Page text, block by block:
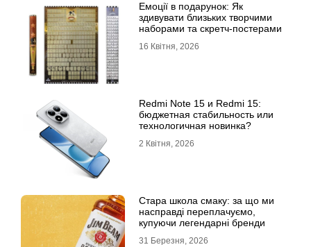
Емоції в подарунок: Як
здивувати близьких творчими
наборами та скретч-постерами
16 Квітня, 2026
Redmi Note 15 и Redmi 15:
бюджетная стабильность или
технологичная новинка?
2 Квітня, 2026
Стара школа смаку: за що ми
насправді переплачуємо,
купуючи легендарні бренди
31 Березня, 2026